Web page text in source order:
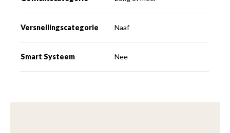
Versnellingscategorie Naaf
Smart Systeem Nee